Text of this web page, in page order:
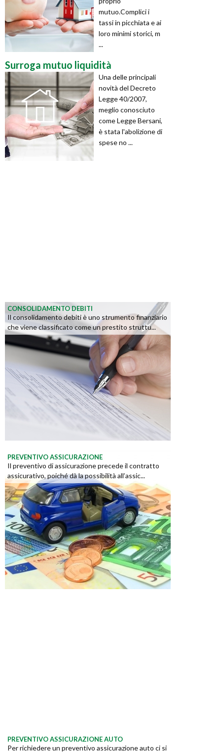
mutuo.Complici i
tassi in picchiata e ai
loro minimi storici, m
...
Surroga mutuo liquidità
Una delle principali
novità del Decreto
Legge 40/2007,
meglio conosciuto
come Legge Bersani,
è stata l'abolizione di
spese no ...
CONSOLIDAMENTO DEBITI
Il consolidamento debiti è uno strumento finanziario
che viene classificato come un prestito struttu...
PREVENTIVO ASSICURAZIONE
Il preventivo di assicurazione precede il contratto
assicurativo, poiché dà la possibilità all’assic...
PREVENTIVO ASSICURAZIONE AUTO
Per richiedere un preventivo assicurazione auto ci si